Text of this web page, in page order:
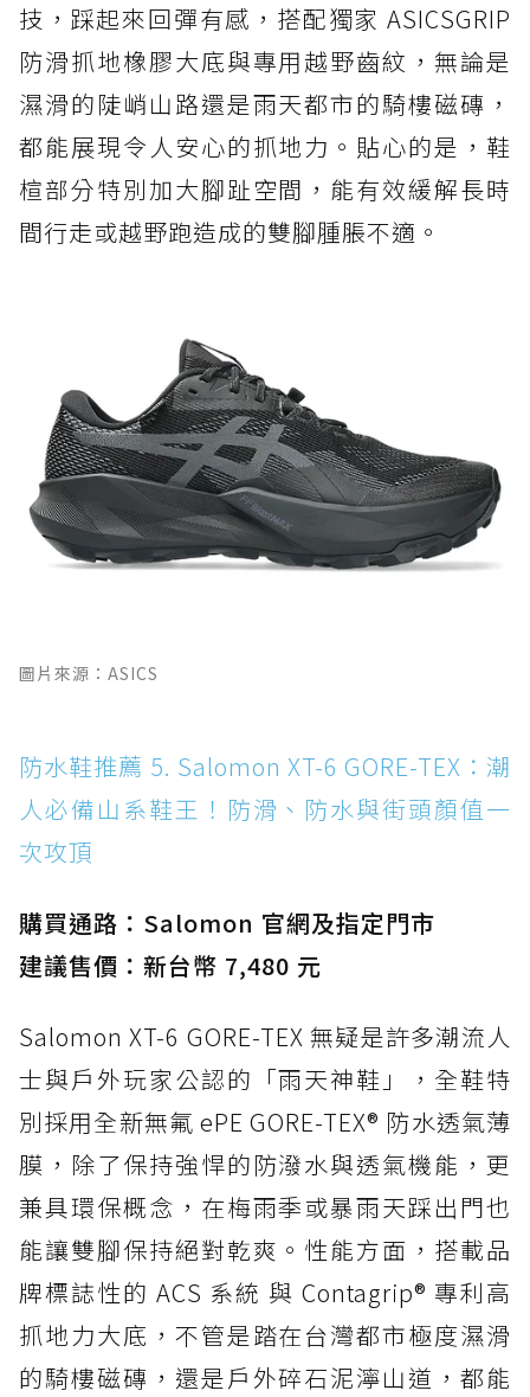
技，踩起來回彈有感，搭配獨家 ASICSGRIP
防滑抓地橡膠大底與專用越野齒紋，無論是
濕滑的陡峭山路還是雨天都市的騎樓磁磚，
都能展現令人安心的抓地力。貼心的是，鞋
楦部分特別加大腳趾空間，能有效緩解長時
間行走或越野跑造成的雙腳腫脹不適。
圖片來源：ASICS
防水鞋推薦 5. Salomon XT-6 GORE-TEX：潮
人必備山系鞋王！防滑、防水與街頭顏值一
次攻頂
購買通路：Salomon 官網及指定門市
建議售價：新台幣 7,480 元
Salomon XT-6 GORE-TEX 無疑是許多潮流人
士與戶外玩家公認的「雨天神鞋」，全鞋特
別採用全新無氟 ePE GORE-TEX® 防水透氣薄
膜，除了保持強悍的防潑水與透氣機能，更
兼具環保概念，在梅雨季或暴雨天踩出門也
能讓雙腳保持絕對乾爽。性能方面，搭載品
牌標誌性的 ACS 系統 與 Contagrip® 專利高
抓地力大底，不管是踏在台灣都市極度濕滑
的騎樓磁磚，還是戶外碎石泥濘山道，都能